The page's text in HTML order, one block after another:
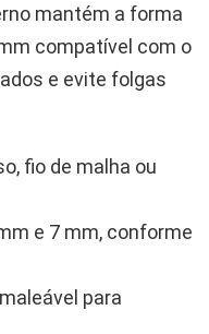
mantém a forma
compatível com o
e evite folgas
fio de malha ou
e 7 mm, conforme
para